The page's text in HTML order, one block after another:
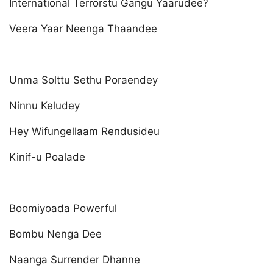
International Terrorstu Gangu Yaarudee?
Veera Yaar Neenga Thaandee
Unma Solttu Sethu Poraendey
Ninnu Keludey
Hey Wifungellaam Rendusideu
Kinif-u Poalade
Boomiyoada Powerful
Bombu Nenga Dee
Naanga Surrender Dhanne